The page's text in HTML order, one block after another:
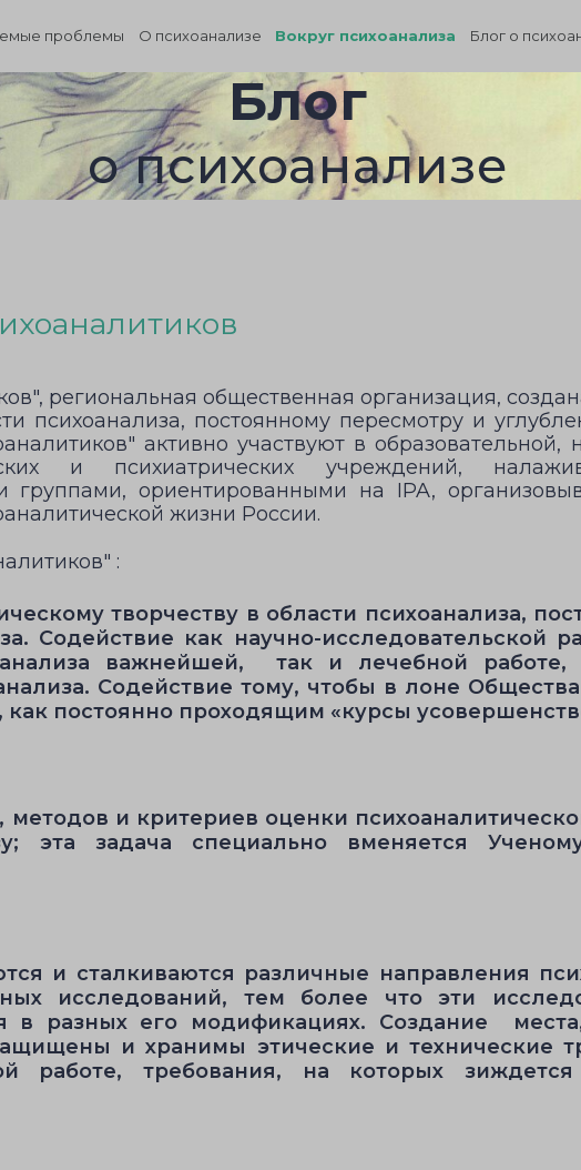
проблемы О психоанализе Вокруг психоанализа Блог о
Блог
о психоанализе
региональная общественная организация,
психоанализа, постоянному пересмотру и
активно участвуют в образовательной,
и психиатрических учреждений,
группами, ориентированными на IPA,
жизни России.
:
творчеству в области психоанализа,
Содействие как научно-исследовательской
важнейшей, так и лечебной работе,
Содействие тому, чтобы в лоне
как постоянно проходящим «курсы
методов и критериев оценки
эта задача специально вменяется
и сталкиваются различные направления
исследований, тем более что эти
в разных его модификациях. Создание
и хранимы этические и технические
работе, требования, на которых